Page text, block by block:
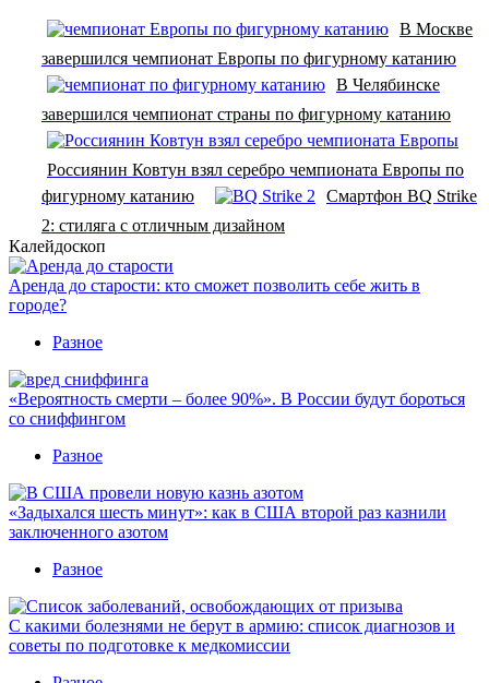
В Москве
завершился чемпионат Европы по фигурному катанию
В Челябинске
завершился чемпионат страны по фигурному катанию
Россиянин Ковтун взял серебро чемпионата Европы по
фигурному катанию
Смартфон BQ Strike
2: стиляга с отличным дизайном
Калейдоскоп
Аренда до старости: кто сможет позволить себе жить в
городе?
Разное
«Вероятность смерти – более 90%». В России будут бороться
со сниффингом
Разное
«Задыхался шесть минут»: как в США второй раз казнили
заключенного азотом
Разное
С какими болезнями не берут в армию: список диагнозов и
советы по подготовке к медкомиссии